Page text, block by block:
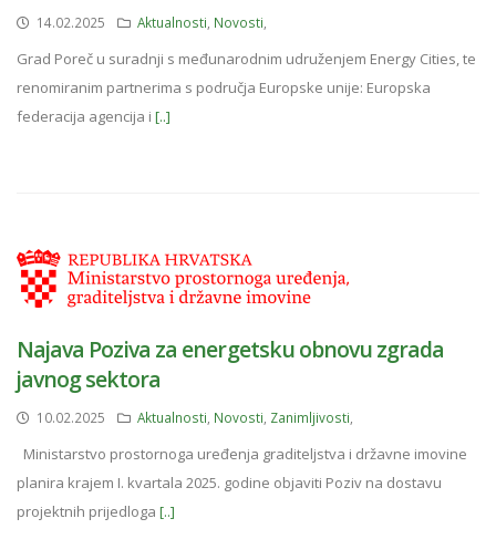
14.02.2025 Aktualnosti Novosti
Grad Poreč u suradnji s međunarodnim udruženjem Energy Cities, te
renomiranim partnerima s područja Europske unije: Europska
federacija agencija i [..]
Najava Poziva za energetsku obnovu zgrada
javnog sektora
10.02.2025 Aktualnosti Novosti Zanimljivosti
Ministarstvo prostornoga uređenja graditeljstva i državne imovine
planira krajem I. kvartala 2025. godine objaviti Poziv na dostavu
projektnih prijedloga [..]